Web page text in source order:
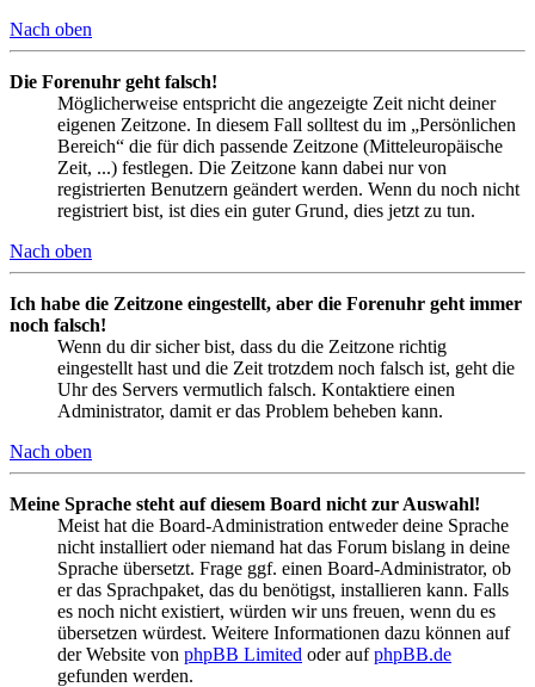
Nach oben
Die Forenuhr geht falsch!
Möglicherweise entspricht die angezeigte Zeit nicht deiner
eigenen Zeitzone. In diesem Fall solltest du im „Persönlichen
Bereich“ die für dich passende Zeitzone (Mitteleuropäische
Zeit, ...) festlegen. Die Zeitzone kann dabei nur von
registrierten Benutzern geändert werden. Wenn du noch nicht
registriert bist, ist dies ein guter Grund, dies jetzt zu tun.
Nach oben
Ich habe die Zeitzone eingestellt, aber die Forenuhr geht immer
noch falsch!
Wenn du dir sicher bist, dass du die Zeitzone richtig
eingestellt hast und die Zeit trotzdem noch falsch ist, geht die
Uhr des Servers vermutlich falsch. Kontaktiere einen
Administrator, damit er das Problem beheben kann.
Nach oben
Meine Sprache steht auf diesem Board nicht zur Auswahl!
Meist hat die Board-Administration entweder deine Sprache
nicht installiert oder niemand hat das Forum bislang in deine
Sprache übersetzt. Frage ggf. einen Board-Administrator, ob
er das Sprachpaket, das du benötigst, installieren kann. Falls
es noch nicht existiert, würden wir uns freuen, wenn du es
übersetzen würdest. Weitere Informationen dazu können auf
der Website von phpBB Limited oder aufphpBB.de
gefunden werden.